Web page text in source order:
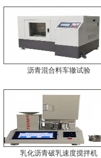
沥青混合料车辙试验
乳化沥青破乳速度搅拌机